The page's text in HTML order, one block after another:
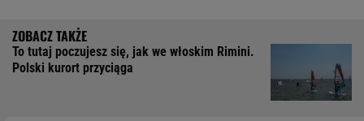
To tutaj poczujesz się, jak we włoskim Rimini.
Polski kurort przyciąga